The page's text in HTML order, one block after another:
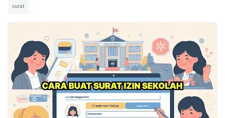
surat